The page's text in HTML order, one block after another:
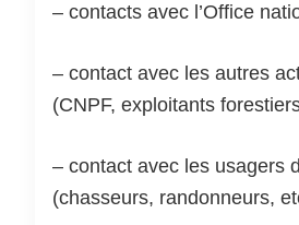
– contacts avec l’Office
– contact avec les autres
(CNPF, exploitants
– contact avec les usagers
(chasseurs, randonneurs,